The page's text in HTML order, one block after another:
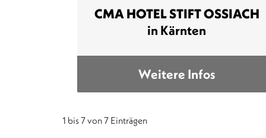
CMA HOTEL STIFT OSSIACH
in Kärnten
Weitere Infos
1 bis 7 von 7 Einträgen